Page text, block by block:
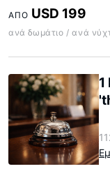
ΑΠΌ USD 199
ανά δωμάτιο / ανά